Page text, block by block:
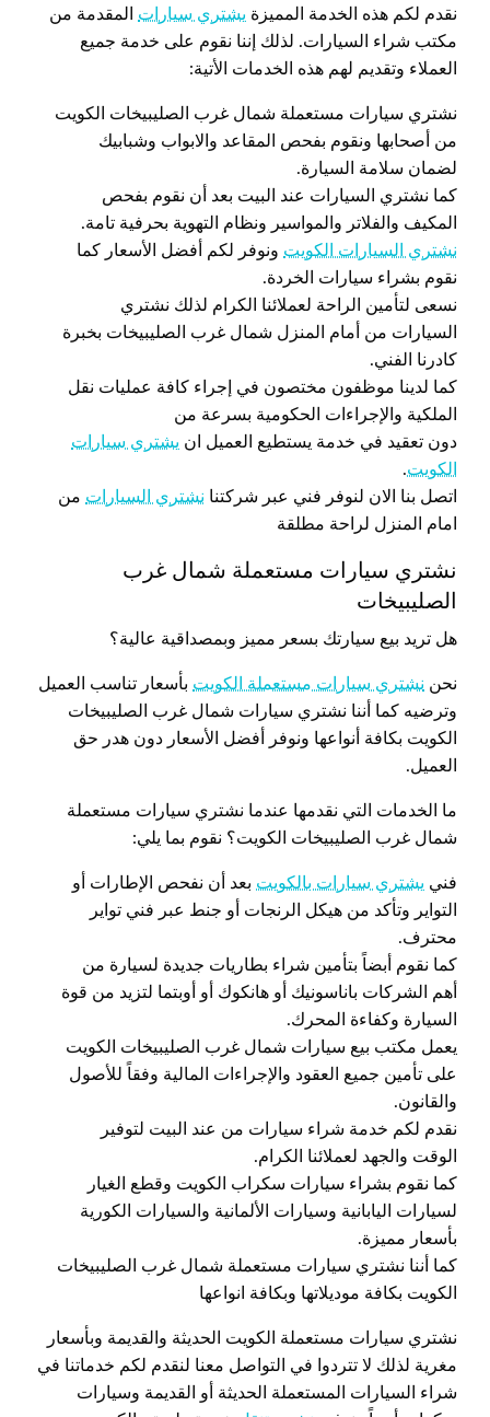
نقدم لكم هذه الخدمة المميزة يشتري سيارات المقدمة من
مكتب شراء السيارات. لذلك إننا نقوم على خدمة جميع
العملاء وتقديم لهم هذه الخدمات الأتية:
نشتري سيارات مستعملة شمال غرب الصليبيخات الكويت
من أصحابها ونقوم بفحص المقاعد والابواب وشبابيك
لضمان سلامة السيارة.
كما نشتري السيارات عند البيت بعد أن نقوم بفحص
المكيف والفلاتر والمواسير ونظام التهوية بحرفية تامة.
نشتري السيارات الكويت ونوفر لكم أفضل الأسعار كما
نقوم بشراء سيارات الخردة.
نسعى لتأمين الراحة لعملائنا الكرام لذلك نشتري
السيارات من أمام المنزل شمال غرب الصليبيخات بخبرة
كادرنا الفني.
كما لدينا موظفون مختصون في إجراء كافة عمليات نقل
الملكية والإجراءات الحكومية بسرعة من
دون تعقيد في خدمة يستطيع العميل ان يشتري سيارات
الكويت.
اتصل بنا الان لنوفر فني عبر شركتنا نشتري السيارات من
امام المنزل لراحة مطلقة
نشتري سيارات مستعملة شمال غرب
الصليبيخات
هل تريد بيع سيارتك بسعر مميز وبمصداقية عالية؟
نحن نشتري سيارات مستعملة الكويت بأسعار تناسب العميل
وترضيه كما أننا نشتري سيارات شمال غرب الصليبيخات
الكويت بكافة أنواعها ونوفر أفضل الأسعار دون هدر حق
العميل.
ما الخدمات التي نقدمها عندما نشتري سيارات مستعملة
شمال غرب الصليبيخات الكويت؟ نقوم بما يلي:
فني يشتري سيارات بالكويت بعد أن نفحص الإطارات أو
التواير وتأكد من هيكل الرنجات أو جنط عبر فني تواير
محترف.
كما نقوم أبضاً بتأمين شراء بطاريات جديدة لسيارة من
أهم الشركات باناسونيك أو هانكوك أو أوبتما لتزيد من قوة
السيارة وكفاءة المحرك.
يعمل مكتب بيع سيارات شمال غرب الصليبيخات الكويت
على تأمين جميع العقود والإجراءات المالية وفقاً للأصول
والقانون.
نقدم لكم خدمة شراء سيارات من عند البيت لتوفير
الوقت والجهد لعملائنا الكرام.
كما نقوم بشراء سيارات سكراب الكويت وقطع الغيار
لسيارات اليابانية وسيارات الألمانية والسيارات الكورية
بأسعار مميزة.
كما أننا نشتري سيارات مستعملة شمال غرب الصليبيخات
الكويت بكافة موديلاتها وبكافة انواعها
نشتري سيارات مستعملة الكويت الحديثة والقديمة وبأسعار
مغرية لذلك لا تتردوا في التواصل معنا لنقدم لكم خدماتنا في
شراء السيارات المستعملة الحديثة أو القديمة وسيارات